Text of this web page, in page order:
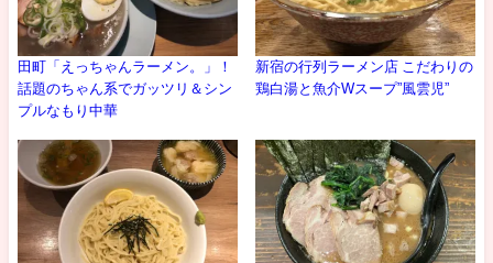
田町「えっちゃんラーメン。」！
話題のちゃん系でガッツリ＆シン
プルなもり中華
新宿の行列ラーメン店 こだわりの
鶏白湯と魚介Wスープ”風雲児”